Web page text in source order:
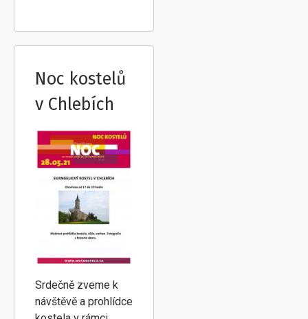
Noc kostelů
v Chlebích
Srdečně zveme k
návštěvě a prohlídce